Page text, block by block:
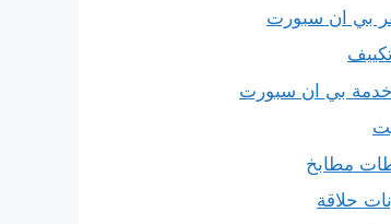
بي ان سبورت
بي ان سبورت
مطابخ
حلاقة